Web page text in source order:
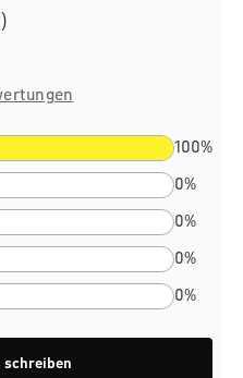
5 von 5 Sternen
100%
0%
0%
0%
0%
schreiben